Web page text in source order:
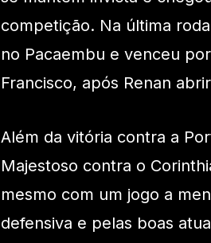
competição. Na última
no Pacaembu e venceu
Francisco, após Renan
Além da vitória contra a
Majestoso contra o
mesmo com um jogo a
defensiva e pelas boas